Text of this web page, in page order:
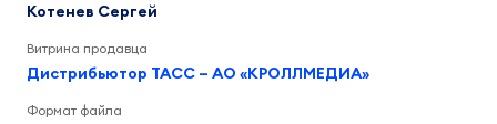
Котенев Сергей
Витрина продавца
Дистрибьютор ТАСС – АО «КРОЛЛМЕДИА»
Формат файла